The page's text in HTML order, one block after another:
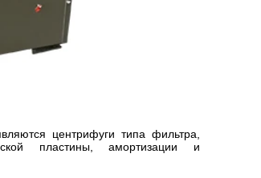
центрифуги типа фильтра,
пластины, амортизации и